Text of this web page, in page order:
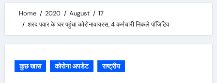
Home 2020 August
17
शरद पवार के घर पहुंचा कोरोनावायरस, 4 कर्मचारी निकले पॉजिटिव
कुछ खास कोरोना अपडेट राष्ट्रीय